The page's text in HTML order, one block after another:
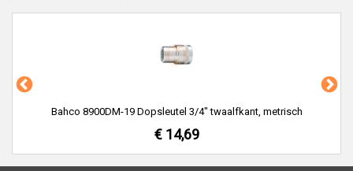
Bahco 8900DM-19 Dopsleutel 3/4" twaalfkant, metrisch
€ 14,69